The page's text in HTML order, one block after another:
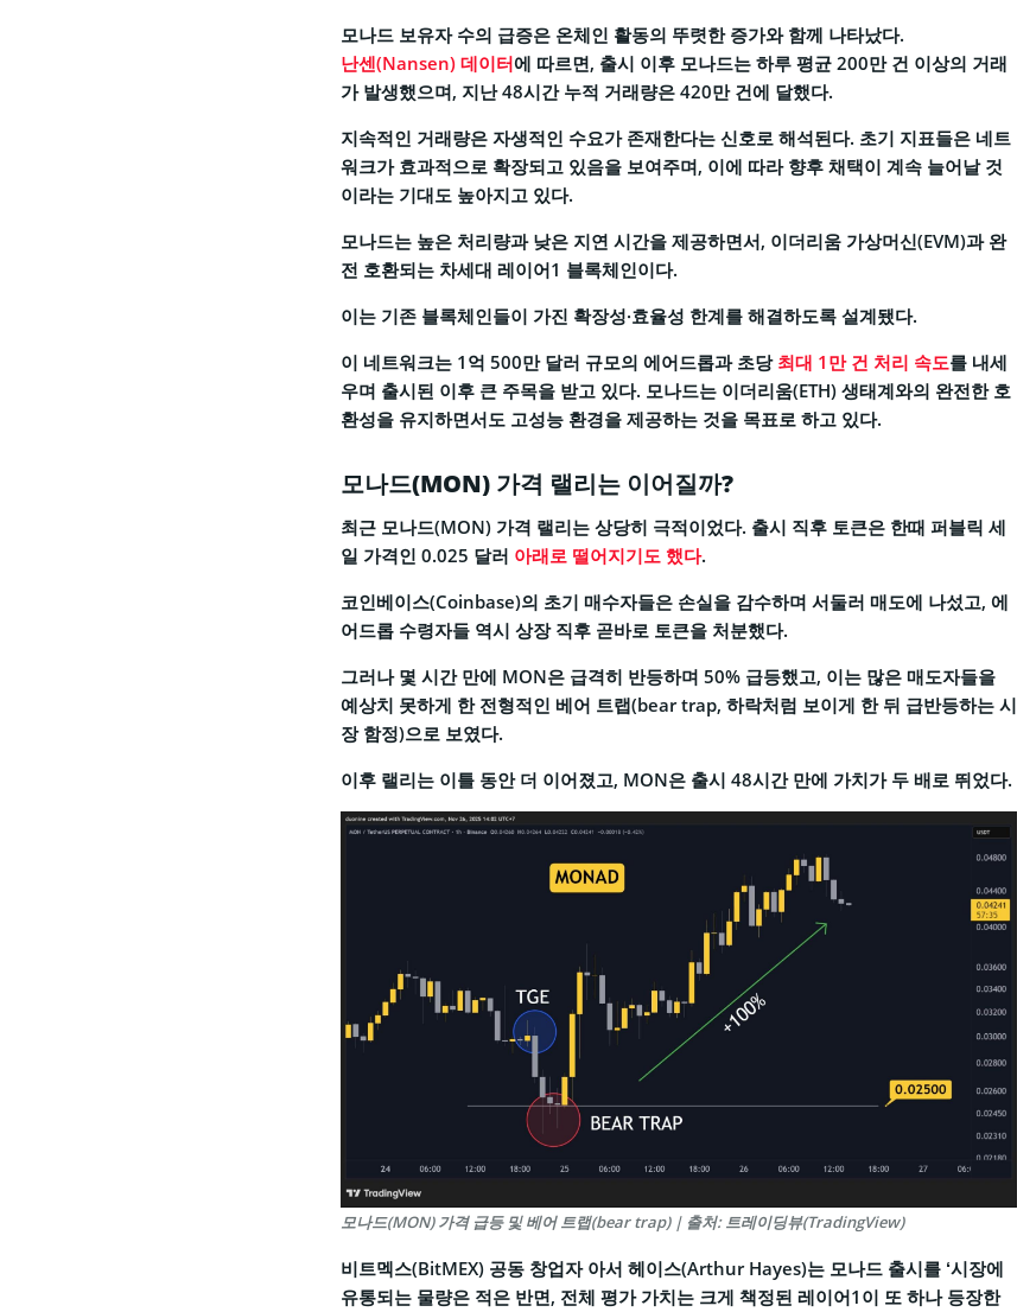
모나드 보유자 수의 급증은 온체인 활동의 뚜렷한 증가와 함께 나타났다.
난센(Nansen) 데이터에 따르면, 출시 이후 모나드는 하루 평균 200만 건 이상의 거래
가 발생했으며, 지난 48시간 누적 거래량은 420만 건에 달했다.
지속적인 거래량은 자생적인 수요가 존재한다는 신호로 해석된다. 초기 지표들은 네트
워크가 효과적으로 확장되고 있음을 보여주며, 이에 따라 향후 채택이 계속 늘어날 것
이라는 기대도 높아지고 있다.
모나드는 높은 처리량과 낮은 지연 시간을 제공하면서, 이더리움 가상머신(EVM)과 완
전 호환되는 차세대 레이어1 블록체인이다.
이는 기존 블록체인들이 가진 확장성·효율성 한계를 해결하도록 설계됐다.
이 네트워크는 1억 500만 달러 규모의 에어드롭과 초당 최대 1만 건 처리 속도를 내세
우며 출시된 이후 큰 주목을 받고 있다. 모나드는 이더리움(ETH) 생태계와의 완전한 호
환성을 유지하면서도 고성능 환경을 제공하는 것을 목표로 하고 있다.
모나드(MON) 가격 랠리는 이어질까?
최근 모나드(MON) 가격 랠리는 상당히 극적이었다. 출시 직후 토큰은 한때 퍼블릭 세
일 가격인 0.025 달러 아래로 떨어지기도 했다.
코인베이스(Coinbase)의 초기 매수자들은 손실을 감수하며 서둘러 매도에 나섰고, 에
어드롭 수령자들 역시 상장 직후 곧바로 토큰을 처분했다.
그러나 몇 시간 만에 MON은 급격히 반등하며 50% 급등했고, 이는 많은 매도자들을
예상치 못하게 한 전형적인 베어 트랩(bear trap, 하락처럼 보이게 한 뒤 급반등하는 시
장 함정)으로 보였다.
이후 랠리는 이틀 동안 더 이어졌고, MON은 출시 48시간 만에 가치가 두 배로 뛰었다.
모나드(MON) 가격 급등 및 베어 트랩(bear trap) | 출처: 트레이딩뷰(TradingView)
비트멕스(BitMEX) 공동 창업자 아서 헤이스(Arthur Hayes)는 모나드 출시를 ‘시장에
유통되는 물량은 적은 반면, 전체 평가 가치는 크게 책정된 레이어1이 또 하나 등장한